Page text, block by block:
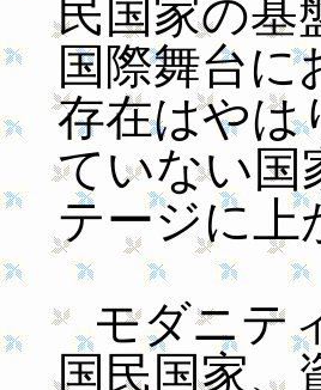
民国家の基
国際舞台
存在はやは
ていない国
テージに上
モダニテ
国民国家、